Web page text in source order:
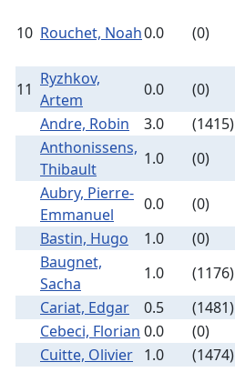
10 Rouchet, Noah0.0 (0)
11
Ryzhkov,
Artem
0.0 (0)
Andre, Robin
3.0 (1415)
Anthonissens,
Thibault
1.0 (0)
Aubry, Pierre-
Emmanuel
0.0 (0)
Bastin, Hugo
1.0 (0)
Baugnet,
Sacha
1.0 (1176)
Cariat, Edgar
0.5 (1481)
Cebeci, Florian 0.0 (0)
Cuitte, Olivier 1.0 (1474)